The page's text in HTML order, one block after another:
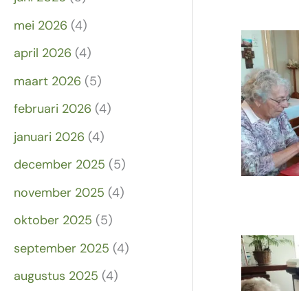
mei 2026 (4)
april 2026 (4)
maart 2026 (5)
februari 2026 (4)
januari 2026 (4)
december 2025 (5)
november 2025 (4)
oktober 2025 (5)
september 2025 (4)
augustus 2025 (4)